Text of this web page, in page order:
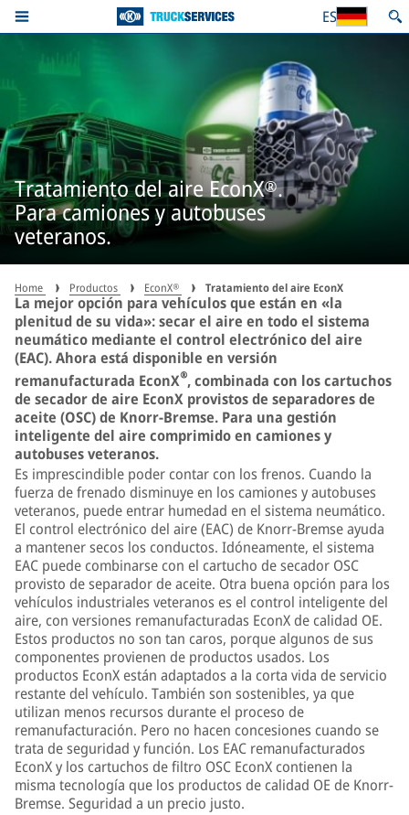
ES
Tratamiento del aire EconX®.
Para camiones y autobuses
veteranos.
Home Productos EconX® Tratamiento del aire EconX
La mejor opción para vehículos que están en «la
plenitud de su vida»: secar el aire en todo el sistema
neumático mediante el control electrónico del aire
(EAC). Ahora está disponible en versión
remanufacturada EconX®, combinada con los cartuchos
de secador de aire EconX provistos de separadores de
aceite (OSC) de Knorr-Bremse. Para una gestión
inteligente del aire comprimido en camiones y
autobuses veteranos.
Es imprescindible poder contar con los frenos. Cuando la
fuerza de frenado disminuye en los camiones y autobuses
veteranos, puede entrar humedad en el sistema neumático.
El control electrónico del aire (EAC) de Knorr-Bremse ayuda
a mantener secos los conductos. Idóneamente, el sistema
EAC puede combinarse con el cartucho de secador OSC
provisto de separador de aceite. Otra buena opción para los
vehículos industriales veteranos es el control inteligente del
aire, con versiones remanufacturadas EconX de calidad OE.
Estos productos no son tan caros, porque algunos de sus
componentes provienen de productos usados. Los
productos EconX están adaptados a la corta vida de servicio
restante del vehículo. También son sostenibles, ya que
utilizan menos recursos durante el proceso de
remanufacturación. Pero no hacen concesiones cuando se
trata de seguridad y función. Los EAC remanufacturados
EconX y los cartuchos de filtro OSC EconX contienen la
misma tecnología que los productos de calidad OE de Knorr-
Bremse. Seguridad a un precio justo.